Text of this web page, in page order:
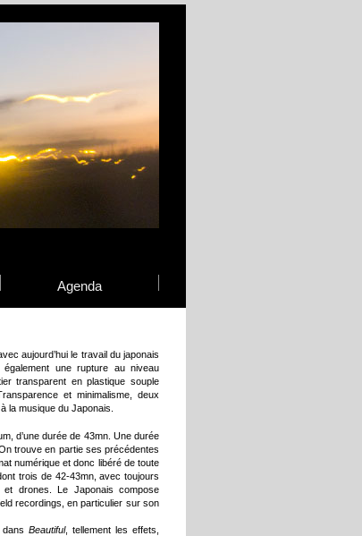
Agenda
aujourd’hui le travail du japonais
une rupture au niveau
transparent en plastique souple
et minimalisme, deux
la musique du Japonais.
d’une durée de 43mn. Une durée
trouve en partie ses précédentes
numérique et donc libéré de toute
trois de 42-43mn, avec toujours
et drones. Le Japonais compose
recordings, en particulier sur son
Beautiful, tellement les effets,